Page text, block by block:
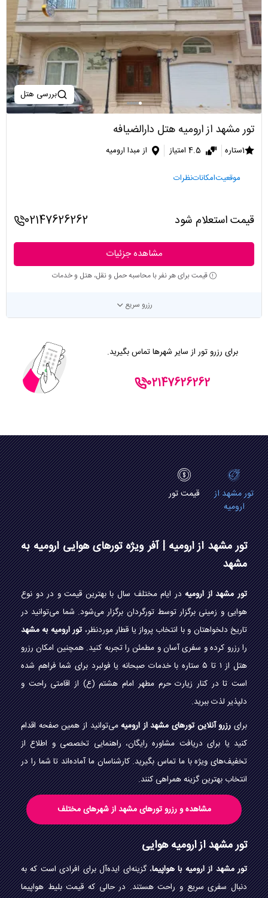
بررسی هتل
تور مشهد از ارومیه هتل دارالضیافه
1ستاره 4.5 امتیاز از مبدا ارومیه
موقعیتامکاناتنظرات
قیمت استعلام شود 02147626262
مشاهده جزئیات
قیمت برای هر نفر با محاسبه حمل و نقل، هتل و خدمات
رزرو سریع
برای رزرو تور از سایر شهرها تماس بگیرید.
02147626262
تور مشهد از
ارومیه
قیمت تور
تور مشهد از ارومیه | آفر ویژه تورهای هوایی ارومیه به
مشهد
تور مشهد از ارومیهدر ایام مختلف سال با بهترین قیمت و در دو نوع
هوایی و زمینی برگزار توسط تورگردان برگزار می‌شود. شما می‌توانید در
تاریخ دلخواهتان و با انتخاب پرواز یا قطار موردنظر،تور ارومیه به مشهد
را رزرو کرده و سفری آسان و مطمئن را تجربه کنید. همچنین امکان رزرو
هتل از ۱ تا ۵ ستاره با خدمات صبحانه یا فولبرد برای شما فراهم شده
است تا در کنار زیارت حرم مطهر امام هشتم (ع) از اقامتی راحت و
دلپذیر لذت ببرید.
برایرزرو آنلاین تورهای مشهد از ارومیهمی‌توانید از همین صفحه اقدام
کنید یا برای دریافت مشاوره رایگان، راهنمایی تخصصی و اطلاع از
تخفیف‌های ویژه با ما تماس بگیرید. کارشناسان ما آماده‌اند تا شما را در
انتخاب بهترین گزینه همراهی کنند.
مشاهده و رزرو تورهای مشهد از شهرهای مختلف
تور مشهد از ارومیه هوایی
تور مشهد از ارومیه با هواپیما، گزینه‌ای ایده‌آل برای افرادی است که به
دنبال سفری سریع و راحت هستند. در حالی که قیمت بلیط هواپیما